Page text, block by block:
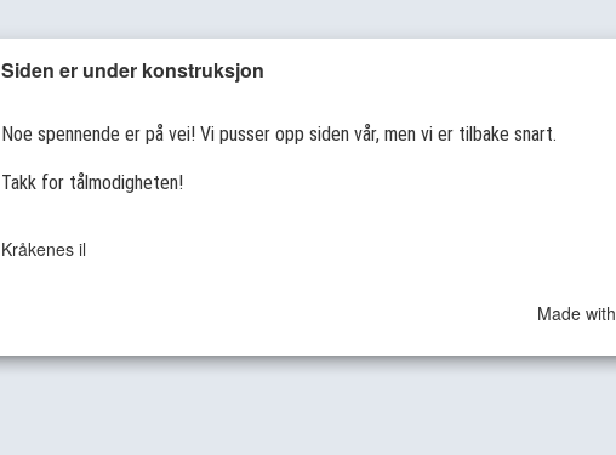
Siden er under konstruksjon
Noe spennende er på vei! Vi pusser opp siden vår, men vi er tilbake snart.
Takk for tålmodigheten!
Kråkenes il
Made with